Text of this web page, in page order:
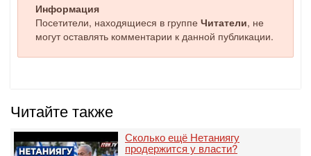
Информация
Посетители, находящиеся в группе Читатели, не
могут оставлять комментарии к данной публикации.
Читайте также
Сколько ещё Нетаниягу
продержится у власти?